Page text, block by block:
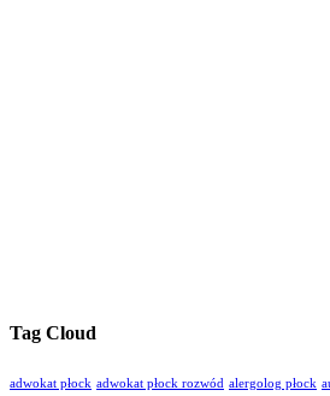
Tag Cloud
adwokat płock adwokat płock rozwód alergolog płock